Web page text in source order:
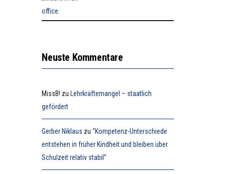
Neuste Kommentare
MissB! zu Lehrkräftemangel – staatlich
gefördert
Gerber Niklaus zu“Kompetenz-Unterschiede
entstehen in früher Kindheit und bleiben über
Schulzeit relativ stabil”